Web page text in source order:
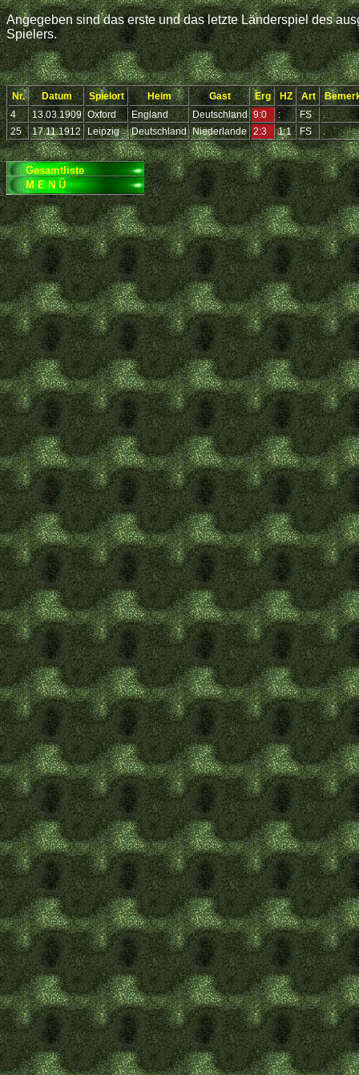
Angegeben sind das erste und das letzte Länderspiel des
Spielers.
Nr. Datum Spielort Heim Gast Erg HZ Art
4
13.03.1909 Oxford England Deutschland 9:0 : FS
.
25
17.11.1912 Leipzig Deutschland Niederlande 2:3 1:1 FS .
Gesamtliste
M E N Ü